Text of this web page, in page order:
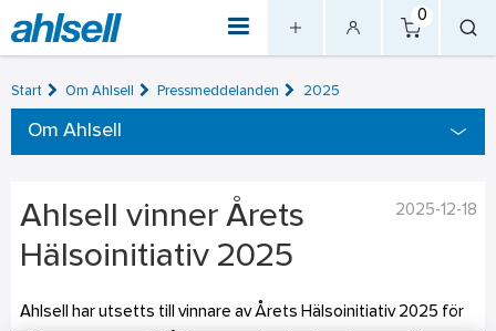
0
Start Om Ahlsell Pressmeddelanden 2025
Om Ahlsell
2025-12-18
Ahlsell vinner Årets
Hälsoinitiativ 2025
Ahlsell har utsetts till vinnare av Årets Hälsoinitiativ 2025 för